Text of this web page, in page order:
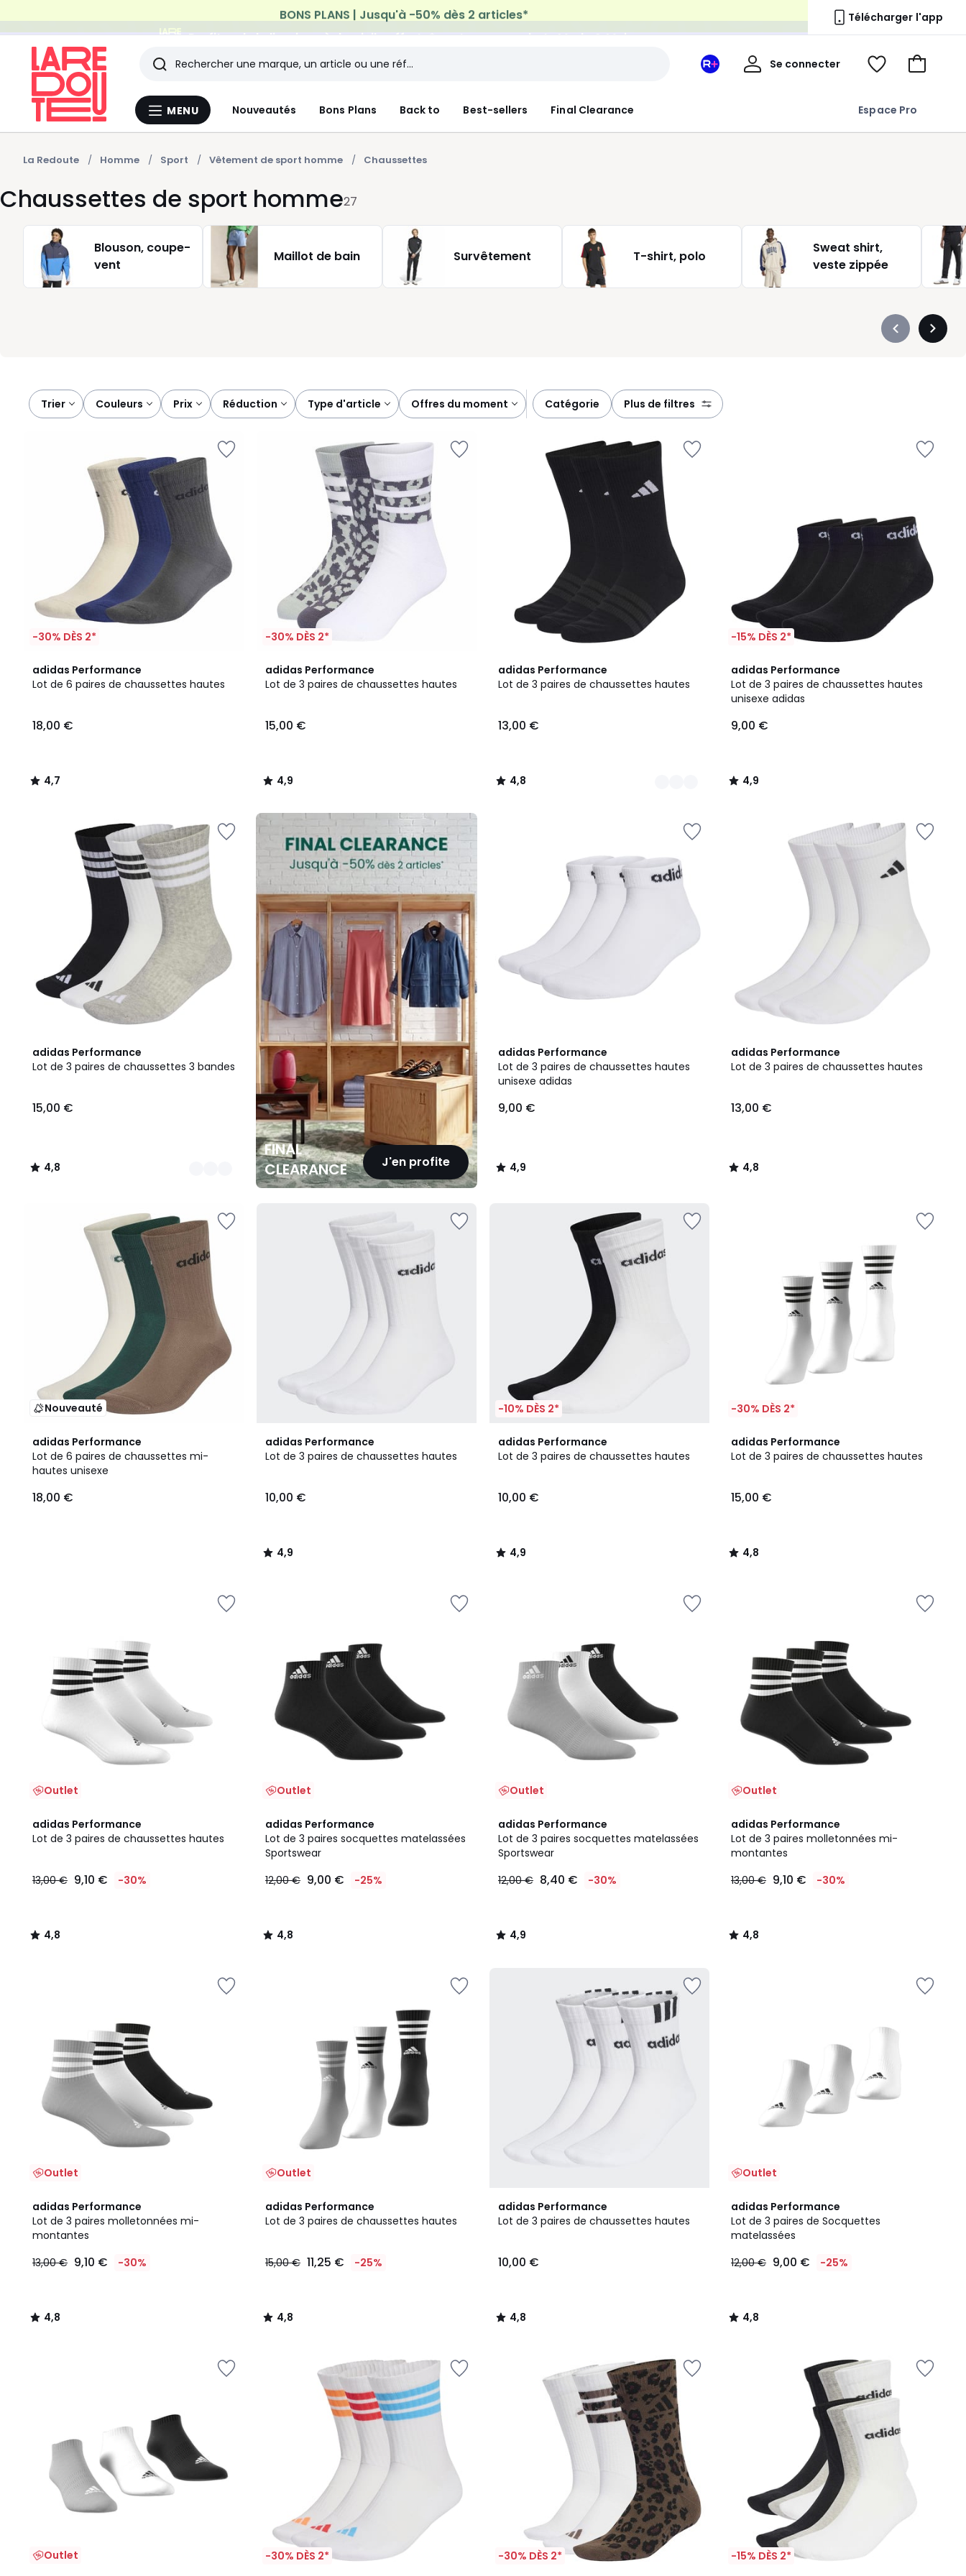
Profitez de la livraison à domicile offerte*sur tous vos achats Mode & Maison Télécharger l'app
Menu
MENU Nouveautés Bons Plans Back to Best-sellers Final Clearance Espace Pro
Rechercher
Les
derniers
articles
consultés
Mon
Se connecter
Mon
Voir
Aller
La Redoute Homme Sport Vêtement de sport homme Chaussettes
Chaussettes de sport homme27
Blouson, coupe-
vent
Maillot de bain Survêtement T-shirt, polo
Sweat shirt,
veste zippée
Précédent
Trier
couleurs prix réduction type d'article offres du moment catégorie plus de filtres
-30% DÈS 2*
adidas Performance
Lot de 6 paires de chaussettes hautes
€.
18,00 €
4,7
/ 5
4,7
/
-30% DÈS 2*
adidas Performance
Lot de 3 paires de chaussettes hautes
15,00 €
4,9
/ 5
4,9
/
adidas Performance
Lot de 3 paires de chaussettes hautes
13,00 €
4,8
/ 5
3
Couleurs
4,8
/
-15% DÈS 2*
adidas Performance
Lot de 3 paires de chaussettes hautes
unisexe adidas
9,00 €
4,9
/ 5
4,9
/
adidas Performance
Lot de 3 paires de chaussettes 3 bandes
15,00 €
4,8
/ 5
2
Couleurs
4,8
/
FINAL
CLEARANCE
J'en profite
FINAL
CLEARANCE
adidas Performance
Lot de 3 paires de chaussettes hautes
unisexe adidas
9,00 €
4,9
/ 5
4,9
/
adidas Performance
Lot de 3 paires de chaussettes hautes
13,00 €
4,8
/ 5
4,8
/
Nouveauté
adidas Performance
Lot de 6 paires de chaussettes mi-
hautes unisexe
18,00 €
adidas Performance
Lot de 3 paires de chaussettes hautes
10,00 €
4,9
/ 5
4,9
/
-10% DÈS 2*
adidas Performance
Lot de 3 paires de chaussettes hautes
10,00 €
4,9
/ 5
4,9
/
-30% DÈS 2*
adidas Performance
Lot de 3 paires de chaussettes hautes
15,00 €
4,8
/ 5
4,8
/
Outlet
adidas Performance
Lot de 3 paires de chaussettes hautes
13,00 € 9,10 € -30%
4,8
/ 5
4,8
/
Outlet
adidas Performance
Lot de 3 paires socquettes matelassées
Sportswear
12,00 € 9,00 € -25%
4,8
/ 5
4,8
/
Outlet
adidas Performance
Lot de 3 paires socquettes matelassées
Sportswear
12,00 € 8,40 € -30%
4,9
/ 5
4,9
/
Outlet
adidas Performance
Lot de 3 paires molletonnées mi-
montantes
13,00 € 9,10 € -30%
4,8
/ 5
4,8
/
Outlet
adidas Performance
Lot de 3 paires molletonnées mi-
montantes
13,00 € 9,10 € -30%
4,8
/ 5
4,8
/
Outlet
adidas Performance
Lot de 3 paires de chaussettes hautes
15,00 € 11,25 € -25%
4,8
/ 5
4,8
/
adidas Performance
Lot de 3 paires de chaussettes hautes
10,00 €
4,8
/ 5
4,8
/
Outlet
adidas Performance
Lot de 3 paires de Socquettes
matelassées
12,00 € 9,00 € -25%
4,8
/ 5
4,8
/
Outlet -30% DÈS 2* -30% DÈS 2* -15% DÈS 2*